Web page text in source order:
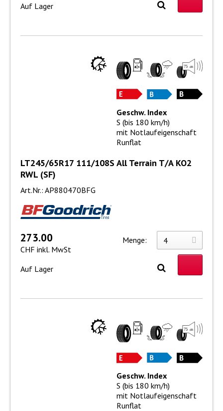
Auf Lager
LT245/65R17 111/108S All Terrain T/A KO2
RWL (SF)
Art.Nr.: AP880470BFG
Geschw. Index
S (bis 180 km/h)
mit Notlaufeigenschaft
Runflat
273.00
CHF inkl. MwSt
Menge:
Auf Lager
Geschw. Index
S (bis 180 km/h)
mit Notlaufeigenschaft
Runflat